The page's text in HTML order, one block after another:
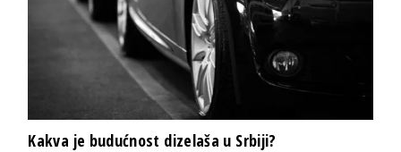
Kakva je budućnost dizelaša u Srbiji?